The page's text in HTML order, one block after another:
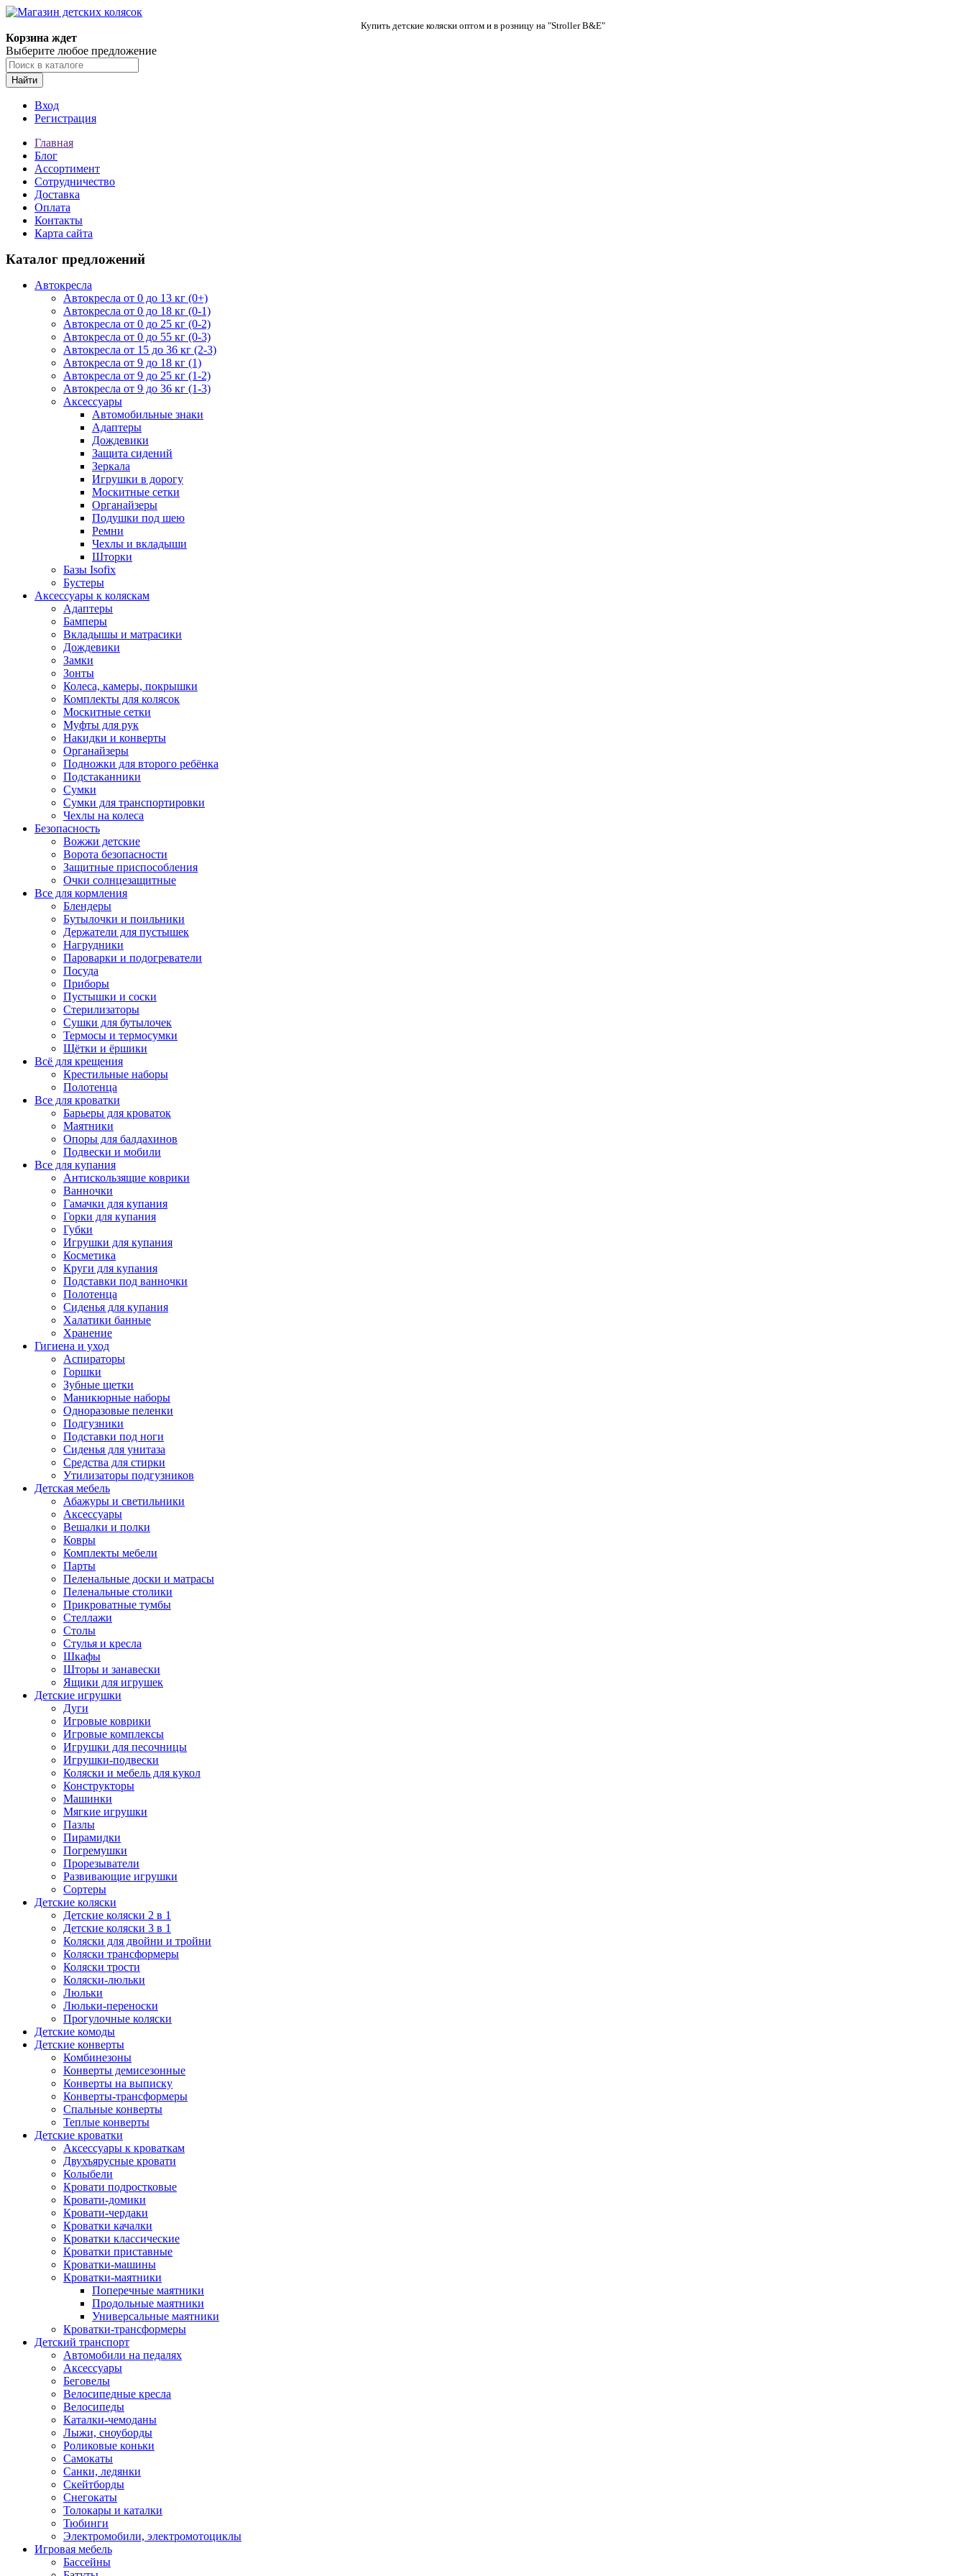
Купить детские коляски оптом и в розницу на "Stroller B&E"
Корзина ждет
Выберите любое предложение
Найти
Вход
Регистрация
Главная
Блог
Ассортимент
Сотрудничество
Доставка
Оплата
Контакты
Карта сайта
Каталог предложений
Автокресла
Автокресла от 0 до 13 кг (0+)
Автокресла от 0 до 18 кг (0-1)
Автокресла от 0 до 25 кг (0-2)
Автокресла от 0 до 55 кг (0-3)
Автокресла от 15 до 36 кг (2-3)
Автокресла от 9 до 18 кг (1)
Автокресла от 9 до 25 кг (1-2)
Автокресла от 9 до 36 кг (1-3)
Аксессуары
Автомобильные знаки
Адаптеры
Дождевики
Защита сидений
Зеркала
Игрушки в дорогу
Москитные сетки
Органайзеры
Подушки под шею
Ремни
Чехлы и вкладыши
Шторки
Базы Isofix
Бустеры
Аксессуары к коляскам
Адаптеры
Бамперы
Вкладышы и матрасики
Дождевики
Замки
Зонты
Колеса, камеры, покрышки
Комплекты для колясок
Москитные сетки
Муфты для рук
Накидки и конверты
Органайзеры
Подножки для второго ребёнка
Подстаканники
Сумки
Сумки для транспортировки
Чехлы на колеса
Безопасность
Вожжи детские
Ворота безопасности
Защитные приспособления
Очки солнцезащитные
Все для кормления
Блендеры
Бутылочки и поильники
Держатели для пустышек
Нагрудники
Пароварки и подогреватели
Посуда
Приборы
Пустышки и соски
Стерилизаторы
Сушки для бутылочек
Термосы и термосумки
Щётки и ёршики
Всё для крещения
Крестильные наборы
Полотенца
Все для кроватки
Барьеры для кроваток
Маятники
Опоры для балдахинов
Подвески и мобили
Все для купания
Антискользящие коврики
Ванночки
Гамачки для купания
Горки для купания
Губки
Игрушки для купания
Косметика
Круги для купания
Подставки под ванночки
Полотенца
Сиденья для купания
Халатики банные
Хранение
Гигиена и уход
Аспираторы
Горшки
Зубные щетки
Маникюрные наборы
Одноразовые пеленки
Подгузники
Подставки под ноги
Сиденья для унитаза
Средства для стирки
Утилизаторы подгузников
Детская мебель
Абажуры и светильники
Аксессуары
Вешалки и полки
Ковры
Комплекты мебели
Парты
Пеленальные доски и матрасы
Пеленальные столики
Прикроватные тумбы
Стеллажи
Столы
Стулья и кресла
Шкафы
Шторы и занавески
Ящики для игрушек
Детские игрушки
Дуги
Игровые коврики
Игровые комплексы
Игрушки для песочницы
Игрушки-подвески
Коляски и мебель для кукол
Конструкторы
Машинки
Мягкие игрушки
Пазлы
Пирамидки
Погремушки
Прорезыватели
Развивающие игрушки
Сортеры
Детские коляски
Детские коляски 2 в 1
Детские коляски 3 в 1
Коляски для двойни и тройни
Коляски трансформеры
Коляски трости
Коляски-люльки
Люльки
Люльки-переноски
Прогулочные коляски
Детские комоды
Детские конверты
Комбинезоны
Конверты демисезонные
Конверты на выписку
Конверты-трансформеры
Спальные конверты
Теплые конверты
Детские кроватки
Аксессуары к кроваткам
Двухъярусные кровати
Колыбели
Кровати подростковые
Кровати-домики
Кровати-чердаки
Кроватки качалки
Кроватки классические
Кроватки приставные
Кроватки-машины
Кроватки-маятники
Поперечные маятники
Продольные маятники
Универсальные маятники
Кроватки-трансформеры
Детский транспорт
Автомобили на педалях
Аксессуары
Беговелы
Велосипедные кресла
Велосипеды
Каталки-чемоданы
Лыжи, сноуборды
Роликовые коньки
Самокаты
Санки, ледянки
Скейтборды
Снегокаты
Толокары и каталки
Тюбинги
Электромобили, электромотоциклы
Игровая мебель
Бассейны